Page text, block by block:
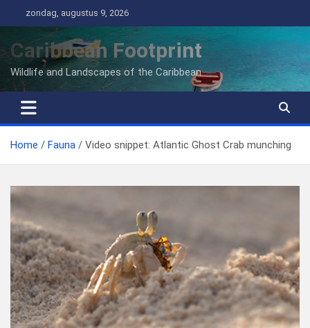
naar
inhoud
zondag, augustus 9, 2026
Caribbean Footprint
Wildlife and Landscapes of the Caribbean
Home Fauna Video snippet: Atlantic Ghost Crab munching